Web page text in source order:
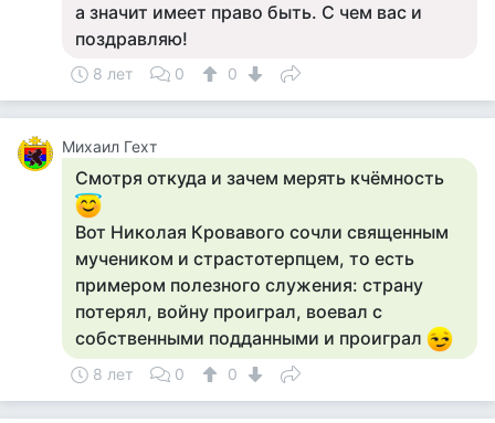
а значит имеет право быть. С чем вас и
поздравляю!
8 лет 0 0
Михаил Гехт
Смотря откуда и зачем мерять кчёмность
Вот Николая Кровавого сочли священным
мучеником и страстотерпцем, то есть
примером полезного служения: страну
потерял, войну проиграл, воевал с
собственными подданными и проиграл
8 лет 0 0